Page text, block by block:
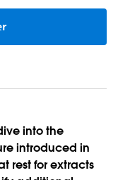
into the
introduced in
rest for extracts